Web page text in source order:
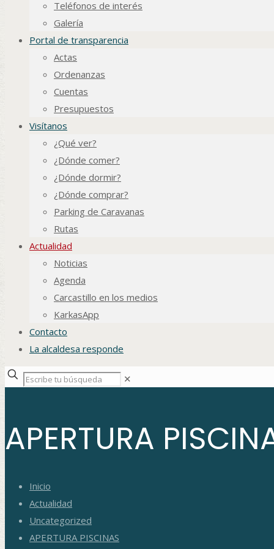
Teléfonos de interés
Galería
Portal de transparencia
Actas
Ordenanzas
Cuentas
Presupuestos
Visítanos
¿Qué ver?
¿Dónde comer?
¿Dónde dormir?
¿Dónde comprar?
Parking de Caravanas
Rutas
Actualidad
Noticias
Agenda
Carcastillo en los medios
KarkasApp
Contacto
La alcaldesa responde
✕
APERTURA
Inicio
Actualidad
Uncategorized
APERTURA PISCINAS